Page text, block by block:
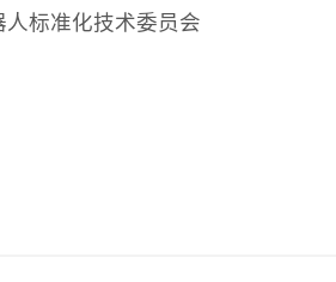
标准化技术委员会